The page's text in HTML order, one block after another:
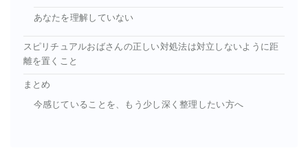
あなたを理解していない
スピリチュアルおばさんの正しい対処法は対立しないように距
離を置くこと
まとめ
今感じていることを、もう少し深く整理したい方へ